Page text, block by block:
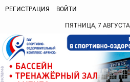
РЕГИСТРАЦИЯ ВОЙТИ
ПЯТНИЦА, 7 АВГУСТА